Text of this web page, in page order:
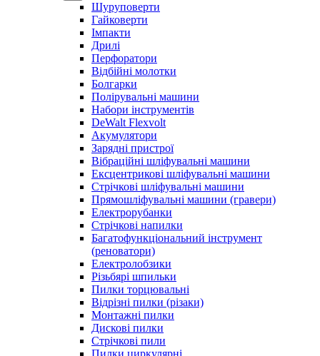
Шуруповерти
Гайковерти
Імпакти
Дрилі
Перфоратори
Відбійні молотки
Болгарки
Полірувальні машини
Набори інструментів
DeWalt Flexvolt
Акумулятори
Зарядні пристрої
Вібраційні шліфувальні машини
Ексцентрикові шліфувальні машини
Стрічкові шліфувальні машини
Прямошліфувальні машини (гравери)
Електрорубанки
Стрічкові напилки
Багатофункціональний інструмент
(реноватори)
Електролобзики
Різьбярі шпильки
Пилки торцювальні
Відрізні пилки (різаки)
Монтажні пилки
Дискові пилки
Стрічкові пили
Пилки циркулярні